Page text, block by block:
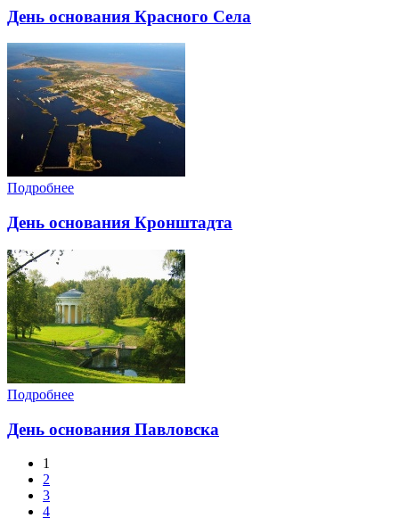
День основания Красного Села
Подробнее
День основания Кронштадта
Подробнее
День основания Павловска
1
2
3
4